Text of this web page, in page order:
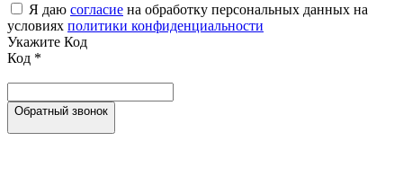
Я даю согласие на обработку персональных данных на
условиях политики конфиденциальности
Укажите Код
Код *
Обратный звонок